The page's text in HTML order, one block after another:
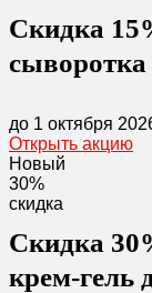
Скидка
до 1 октября
Открыть акцию
Новый
30%
скидка
Скидка
крем-гель